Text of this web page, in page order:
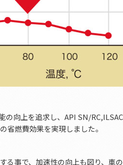
の向上を追求し、API SN/
省燃費効果を実現しました。
る事で、加速性の向上も図り、車